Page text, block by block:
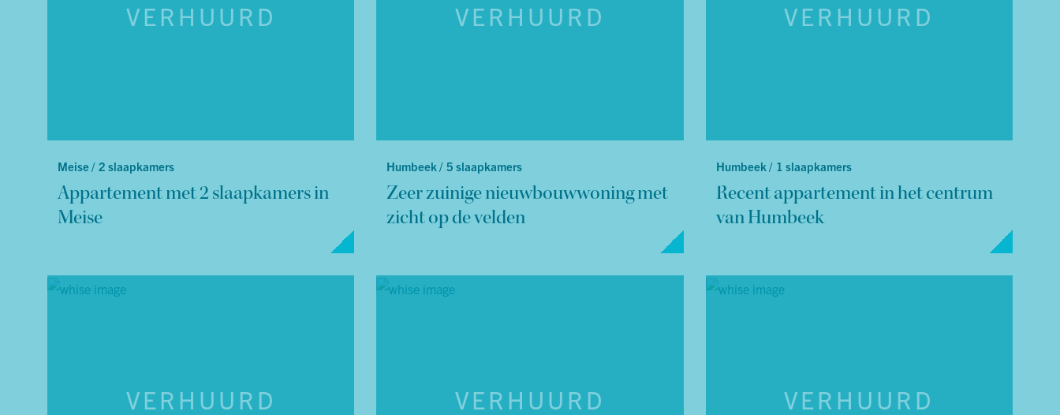
VERHUURD
Meise / 2 slaapkamers
Appartement met 2 slaapkamers in
Meise
VERHUURD
Humbeek / 5 slaapkamers
Zeer zuinige nieuwbouwwoning met
zicht op de velden
VERHUURD
Humbeek / 1 slaapkamers
Recent appartement in het centrum
van Humbeek
VERHUURD VERHUURD VERHUURD